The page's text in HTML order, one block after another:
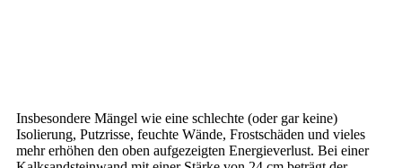
Insbesondere Mängel wie eine schlechte (oder gar keine)
Isolierung, Putzrisse, feuchte Wände, Frostschäden und vieles
mehr erhöhen den oben aufgezeigten Energieverlust. Bei einer